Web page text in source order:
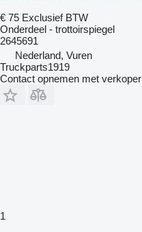
€ 75 Exclusief BTW
Onderdeel - trottoirspiegel
2645691
Nederland, Vuren
Truckparts1919
Contact opnemen met verkoper
1